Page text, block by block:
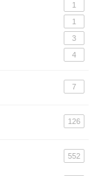
1
1
3
4
7
126
552